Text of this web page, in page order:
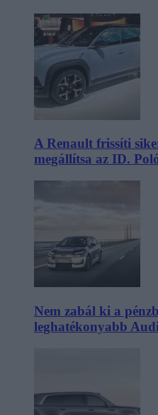
A Renault frissíti
megállítsa az ID.
Nem zabál ki a
leghatékonyabb Audi